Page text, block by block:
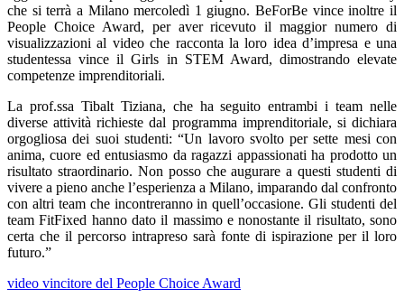
che si terrà a Milano mercoledì 1 giugno. BeForBe vince inoltre il
People Choice Award, per aver ricevuto il maggior numero di
visualizzazioni al video che racconta la loro idea d’impresa e una
studentessa vince il Girls in STEM Award, dimostrando elevate
competenze imprenditoriali.
La prof.ssa Tibalt Tiziana, che ha seguito entrambi i team nelle
diverse attività richieste dal programma imprenditoriale, si dichiara
orgogliosa dei suoi studenti: “Un lavoro svolto per sette mesi con
anima, cuore ed entusiasmo da ragazzi appassionati ha prodotto un
risultato straordinario. Non posso che augurare a questi studenti di
vivere a pieno anche l’esperienza a Milano, imparando dal confronto
con altri team che incontreranno in quell’occasione. Gli studenti del
team FitFixed hanno dato il massimo e nonostante il risultato, sono
certa che il percorso intrapreso sarà fonte di ispirazione per il loro
futuro.”
video vincitore del People Choice Award